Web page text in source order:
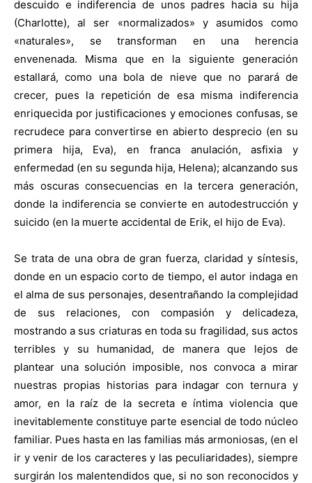
descuido e indiferencia de unos padres hacia su hija
(Charlotte), al ser «normalizados» y asumidos como
«naturales», se transforman en una herencia
envenenada. Misma que en la siguiente generación
estallará, como una bola de nieve que no parará de
crecer, pues la repetición de esa misma indiferencia
enriquecida por justificaciones y emociones confusas, se
recrudece para convertirse en abierto desprecio (en su
primera hija, Eva), en franca anulación, asfixia y
enfermedad (en su segunda hija, Helena); alcanzando sus
más oscuras consecuencias en la tercera generación,
donde la indiferencia se convierte en autodestrucción y
suicido (en la muerte accidental de Erik, el hijo de Eva).
Se trata de una obra de gran fuerza, claridad y síntesis,
donde en un espacio corto de tiempo, el autor indaga en
el alma de sus personajes, desentrañando la complejidad
de sus relaciones, con compasión y delicadeza,
mostrando a sus criaturas en toda su fragilidad, sus actos
terribles y su humanidad, de manera que lejos de
plantear una solución imposible, nos convoca a mirar
nuestras propias historias para indagar con ternura y
amor, en la raíz de la secreta e íntima violencia que
inevitablemente constituye parte esencial de todo núcleo
familiar. Pues hasta en las familias más armoniosas, (en el
ir y venir de los caracteres y las peculiaridades), siempre
surgirán los malentendidos que, si no son reconocidos y